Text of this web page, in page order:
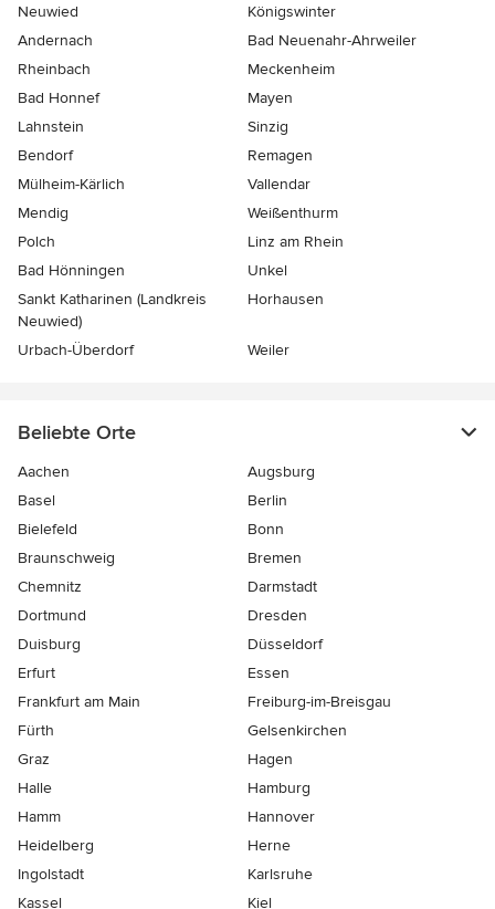
Neuwied
Königswinter
Andernach
Bad Neuenahr-Ahrweiler
Rheinbach
Meckenheim
Bad Honnef
Mayen
Lahnstein
Sinzig
Bendorf
Remagen
Mülheim-Kärlich
Vallendar
Mendig
Weißenthurm
Polch
Linz am Rhein
Bad Hönningen
Unkel
Sankt Katharinen (Landkreis
Neuwied)
Horhausen
Urbach-Überdorf Weiler
Beliebte Orte
Aachen
Augsburg
Basel
Berlin
Bielefeld
Bonn
Braunschweig
Bremen
Chemnitz
Darmstadt
Dortmund
Dresden
Duisburg
Düsseldorf
Erfurt
Essen
Frankfurt am Main
Freiburg-im-Breisgau
Fürth
Gelsenkirchen
Graz
Hagen
Halle
Hamburg
Hamm
Hannover
Heidelberg
Herne
Ingolstadt
Karlsruhe
Kassel
Kiel